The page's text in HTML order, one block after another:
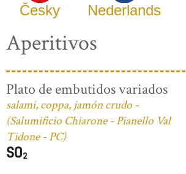
Česky Nederlands
Aperitivos
Plato de embutidos variados
salami, coppa, jamón crudo -
(Salumificio Chiarone - Pianello Val
Tidone - PC)